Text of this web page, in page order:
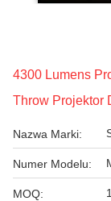
4300 Lumens
Throw Projektor
Nazwa Marki:
Numer Modelu:
MOQ: